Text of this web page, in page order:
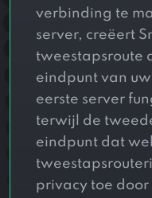
verbinding te
server, creëert
tweestapsroute
eindpunt van
eerste server
terwijl de
eindpunt dat
privacy toe